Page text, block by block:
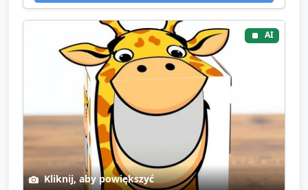
AI
Kliknij, aby powiększyć